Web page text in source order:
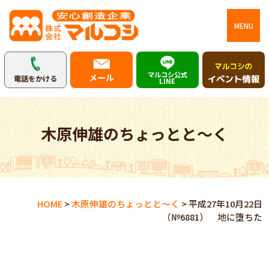
MENU
電話をかける メール マルコシ公式
LINE
木原伸雄のちょっとと～く
HOME>木原伸雄のちょっとと～く >平成27年10月22日
（№6881） 地に堕ちた